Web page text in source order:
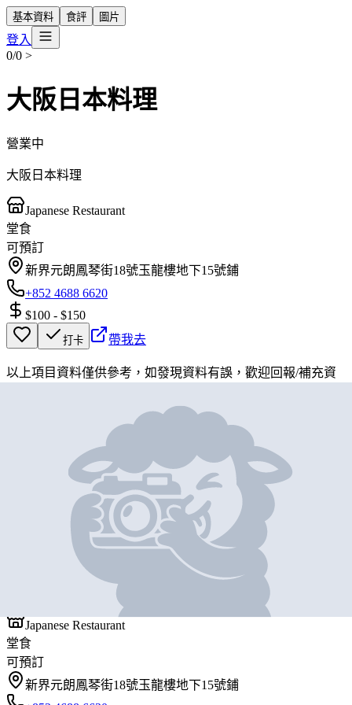
基本資料 食評 圖片
登入
0/0 >
大阪日本料理
營業中
大阪日本料理
Japanese Restaurant
堂食
可預訂
新界元朗鳳琴街18號玉龍樓地下15號鋪
+852 4688 6620
$100 - $150
打卡 帶我去
以上項目資料僅供參考，如發現資料有誤，歡迎回報/補充資
大阪日本料理
Japanese Restaurant
堂食
可預訂
新界元朗鳳琴街18號玉龍樓地下15號鋪